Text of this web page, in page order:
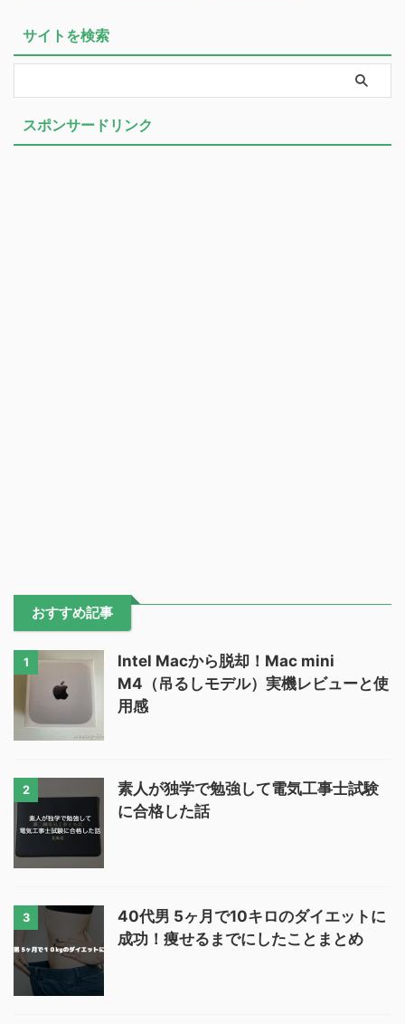
サイトを検索
スポンサードリンク
おすすめ記事
1
Intel Macから脱却！Mac mini
M4（吊るしモデル）実機レビューと使
用感
2
素人が独学で勉強して電気工事士試験
に合格した話
3
40代男 5ヶ月で10キロのダイエットに
成功！痩せるまでにしたことまとめ